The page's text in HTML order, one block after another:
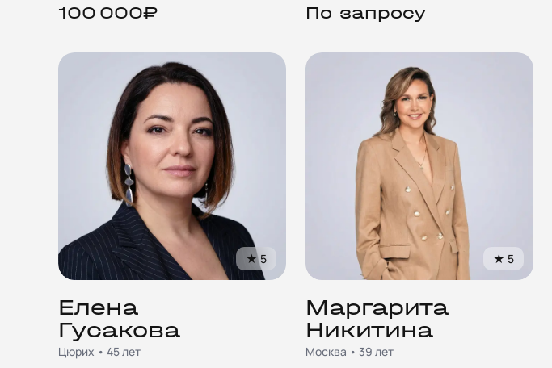
100 000₽ По запросу
★5
Елена
Гусакова
Цюрих • 45 лет
★ 5
Маргарита
Никитина
Москва • 39 лет